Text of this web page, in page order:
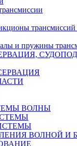
и пружины
ВОЛНЫ
ВОЛНОЙ И